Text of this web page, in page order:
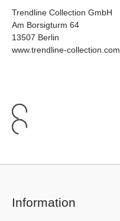
Trendline Collection GmbH
Am Borsigturm 64
13507 Berlin
www.trendline-collection.com
Information